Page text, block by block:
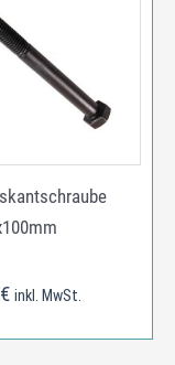
€ inkl. MwSt.